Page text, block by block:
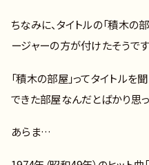
ちなみに、タイトルの「積木の
ージャーの方が付けたそうです
「積木の部屋」ってタイトルを
できた部屋なんだとばかり思
あらま…